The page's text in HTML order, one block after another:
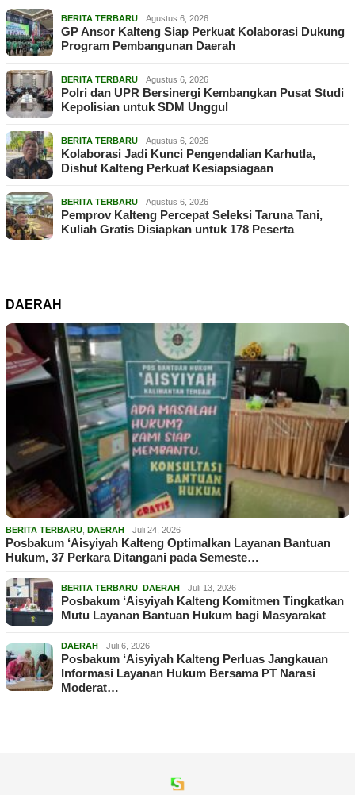
BERITA TERBARU Agustus 6, 2026
GP Ansor Kalteng Siap Perkuat Kolaborasi Dukung
Program Pembangunan Daerah
BERITA TERBARU Agustus 6, 2026
Polri dan UPR Bersinergi Kembangkan Pusat Studi
Kepolisian untuk SDM Unggul
BERITA TERBARU Agustus 6, 2026
Kolaborasi Jadi Kunci Pengendalian Karhutla,
Dishut Kalteng Perkuat Kesiapsiagaan
BERITA TERBARU Agustus 6, 2026
Pemprov Kalteng Percepat Seleksi Taruna Tani,
Kuliah Gratis Disiapkan untuk 178 Peserta
DAERAH
BERITA TERBARU, DAERAH Juli 24, 2026
Posbakum ‘Aisyiyah Kalteng Optimalkan Layanan Bantuan
Hukum, 37 Perkara Ditangani pada Semeste…
BERITA TERBARU, DAERAH Juli 13, 2026
Posbakum ‘Aisyiyah Kalteng Komitmen Tingkatkan
Mutu Layanan Bantuan Hukum bagi Masyarakat
DAERAH Juli 6, 2026
Posbakum ‘Aisyiyah Kalteng Perluas Jangkauan
Informasi Layanan Hukum Bersama PT Narasi
Moderat…